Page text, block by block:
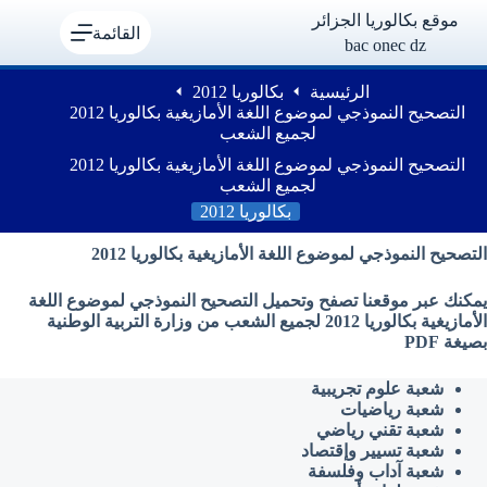
موقع بكالوريا الجزائر
bac onec dz
القائمة
الرئيسية
بكالوريا 2012
التصحيح النموذجي لموضوع اللغة الأمازيغية بكالوريا 2012
لجميع الشعب
التصحيح النموذجي لموضوع اللغة الأمازيغية بكالوريا 2012
لجميع الشعب
بكالوريا 2012
التصحيح النموذجي لموضوع اللغة الأمازيغية بكالوريا 2012
يمكنك عبر موقعنا تصفح وتحميل التصحيح النموذجي لموضوع اللغة
الأمازيغية بكالوريا 2012 لجميع الشعب من وزارة التربية الوطنية
بصيغة PDF
شعبة علوم تجريبية
شعبة رياضيات
شعبة تقني رياضي
شعبة تسيير وإقتصاد
شعبة آداب وفلسفة